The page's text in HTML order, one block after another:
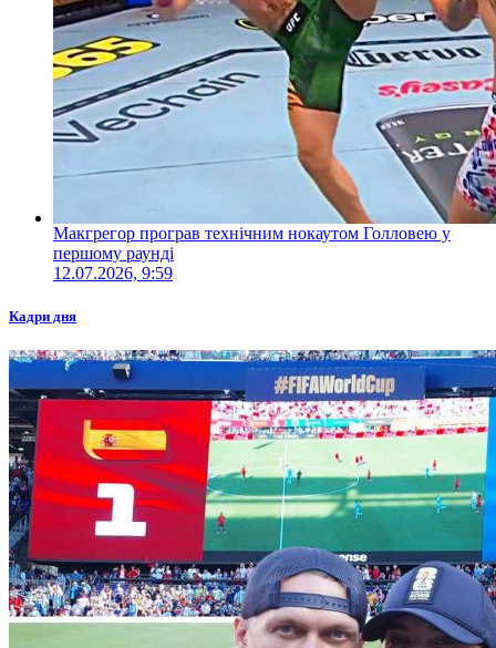
Макгрегор програв технічним нокаутом Голловею у
першому раунді
12.07.2026, 9:59
Кадри дня